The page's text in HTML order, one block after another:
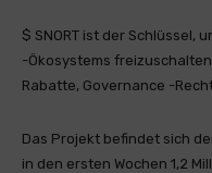
$ SNORT ist der Schlüssel,
-Ökosystems
Rabatte, Governance -
Das Projekt befindet sich
in den ersten Wochen 1,2